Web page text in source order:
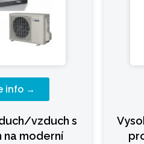
info →
vzduch s
na moderní